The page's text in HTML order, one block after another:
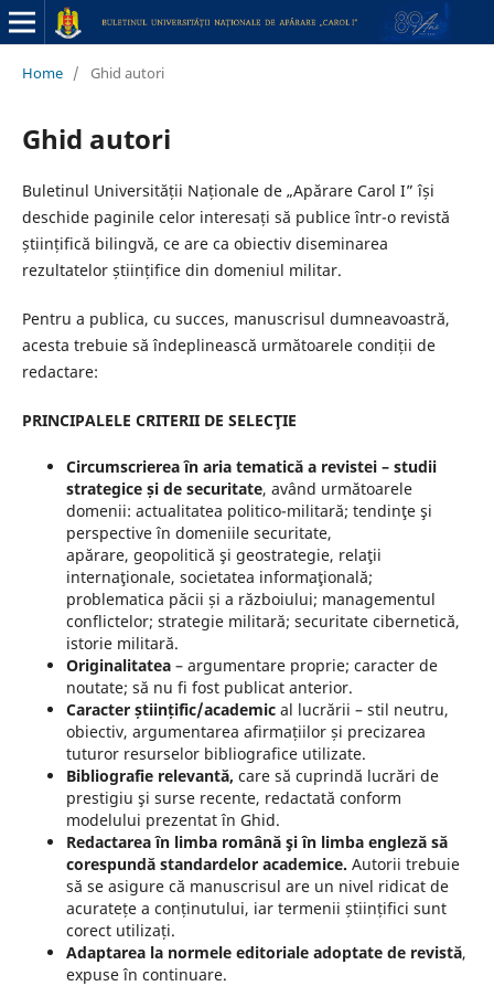
Home / Ghid autori
Ghid autori
Buletinul Universității Naționale de „Apărare Carol I” își
deschide paginile celor interesați să publice într-o revistă
științifică bilingvă, ce are ca obiectiv diseminarea
rezultatelor științifice din domeniul militar.
Pentru a publica, cu succes, manuscrisul dumneavoastră,
acesta trebuie să îndeplinească următoarele condiții de
redactare:
PRINCIPALELE CRITERII DE SELECŢIE
Circumscrierea în aria tematică a revistei – studii
strategice și de securitate, având următoarele
domenii: actualitatea politico-militară; tendinţe şi
perspective în domeniile securitate,
apărare, geopolitică şi geostrategie, relaţii
internaţionale, societatea informaţională;
problematica păcii și a războiului; managementul
conflictelor; strategie militară; securitate cibernetică,
istorie militară.
Originalitatea– argumentare proprie; caracter de
noutate; să nu fi fost publicat anterior.
Caracter științific/academic al lucrării – stil neutru,
obiectiv, argumentarea afirmațiilor și precizarea
tuturor resurselor bibliografice utilizate.
Bibliografie relevantă, care să cuprindă lucrări de
prestigiu şi surse recente, redactată conform
modelului prezentat în Ghid.
Redactarea în limba română şi în limba engleză să
corespundă standardelor academice. Autorii trebuie
să se asigure că manuscrisul are un nivel ridicat de
acuratețe a conținutului, iar termenii științifici sunt
corect utilizați.
Adaptarea la normele editoriale adoptate de revistă,
expuse în continuare.